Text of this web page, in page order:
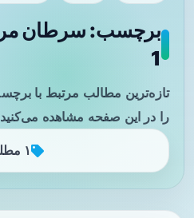
برچسب: سرطان
1
تازه‌ترین مطالب مرتبط با
را در این صفحه مشاهده
۱ مطلب